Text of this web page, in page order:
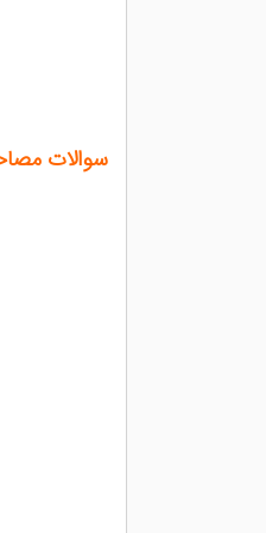
سوالات